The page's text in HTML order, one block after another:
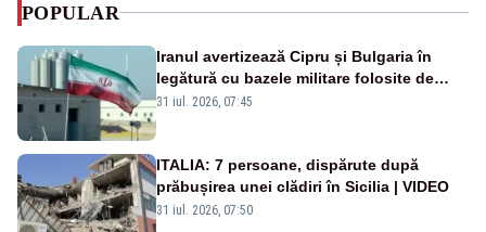
POPULAR
Iranul avertizează Cipru și Bulgaria în
legătură cu bazele militare folosite de
SUA
31 iul. 2026, 07:45
ITALIA: 7 persoane, dispărute după
prăbușirea unei clădiri în Sicilia | VIDEO
31 iul. 2026, 07:50